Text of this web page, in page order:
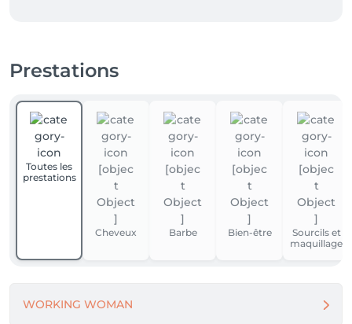
Prestations
Toutes les
prestations
Cheveux Barbe Bien-être
Sourcils et
maquillage
WORKING WOMAN